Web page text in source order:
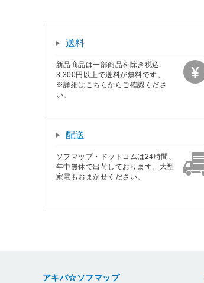
送料
新品商品は一部商品を除き税込
3,300円以上で送料が無料です。
※詳細はこちらからご確認くださ
い。
配送
ソフマップ・ドットコムは24時間、
年中無休で出荷しております。大型
家電もおまかせください。
アキバ☆ソフマップ